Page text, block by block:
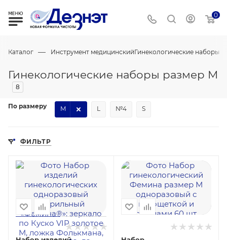
0
Каталог — Инструмент медицинскийГинекологические наборы
Гинекологические наборы размер M
8
По размеру L
M №4 S
ФИЛЬТР